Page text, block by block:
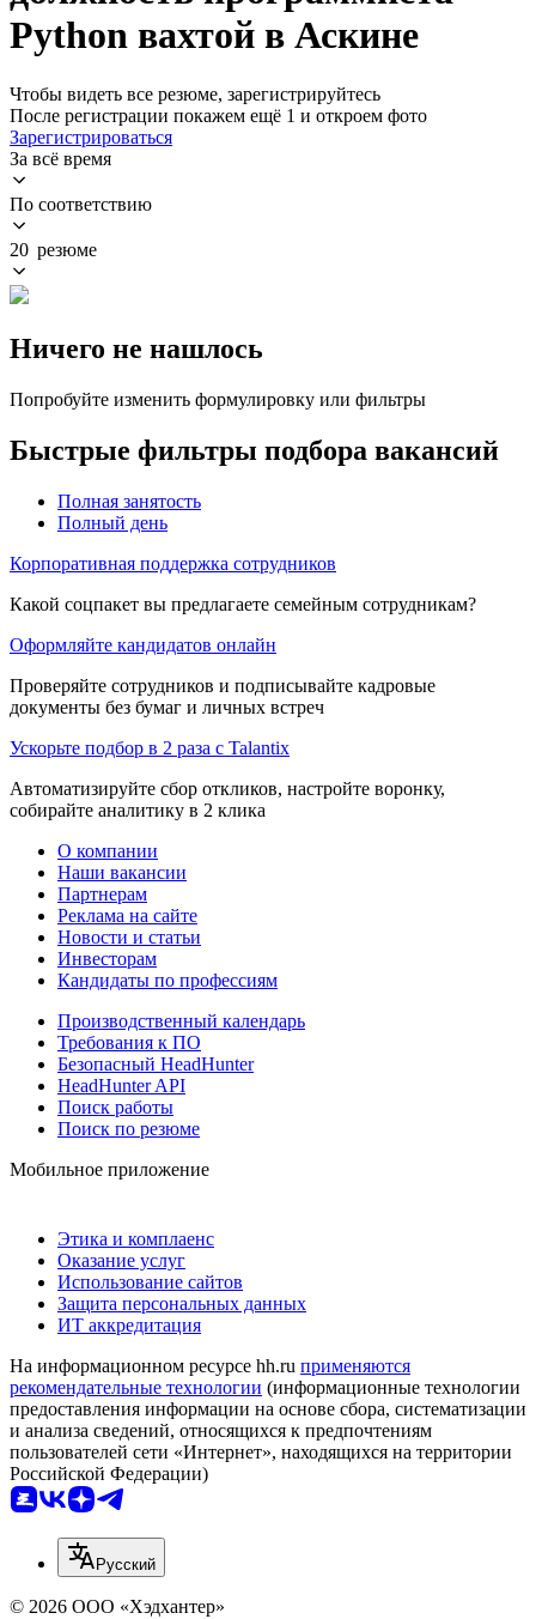
Python вахтой в Аскине
Чтобы видеть все резюме, зарегистрируйтесь
После регистрации покажем ещё 1 и откроем фото
Зарегистрироваться
За всё время
По соответствию
20 резюме
Ничего не нашлось
Попробуйте изменить формулировку или фильтры
Быстрые фильтры подбора вакансий
Полная занятость
Полный день
Корпоративная поддержка сотрудников
Какой соцпакет вы предлагаете семейным сотрудникам?
Оформляйте кандидатов онлайн
Проверяйте сотрудников и подписывайте кадровые
документы без бумаг и личных встреч
Ускорьте подбор в 2 раза с Talantix
Автоматизируйте сбор откликов, настройте воронку,
собирайте аналитику в 2 клика
О компании
Наши вакансии
Партнерам
Реклама на сайте
Новости и статьи
Инвесторам
Кандидаты по профессиям
Производственный календарь
Требования к ПО
Безопасный HeadHunter
HeadHunter API
Поиск работы
Поиск по резюме
Мобильное приложение
Этика и комплаенс
Оказание услуг
Использование сайтов
Защита персональных данных
ИТ аккредитация
На информационном ресурсе hh.ru применяются
рекомендательные технологии (информационные технологии
предоставления информации на основе сбора, систематизации
и анализа сведений, относящихся к предпочтениям
пользователей сети «Интернет», находящихся на территории
Российской Федерации)
Русский
© 2026 ООО «Хэдхантер»